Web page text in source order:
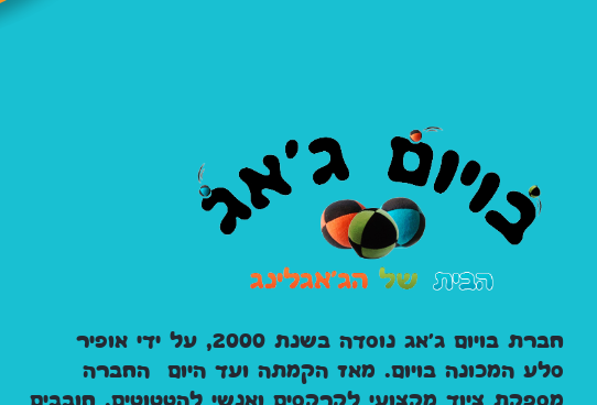
חברת בויום ג'אג נוסדה בשנת 2000, על ידי אופיר
סלע המכונה בויום. מאז הקמתה ועד היום החברה